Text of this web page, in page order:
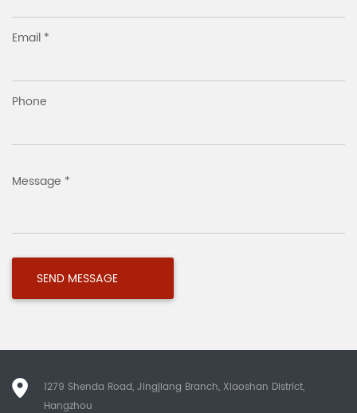
Email *
Phone
Message *
1279 Shenda Road, Jingjiang Branch, Xiaoshan District,
Hangzhou